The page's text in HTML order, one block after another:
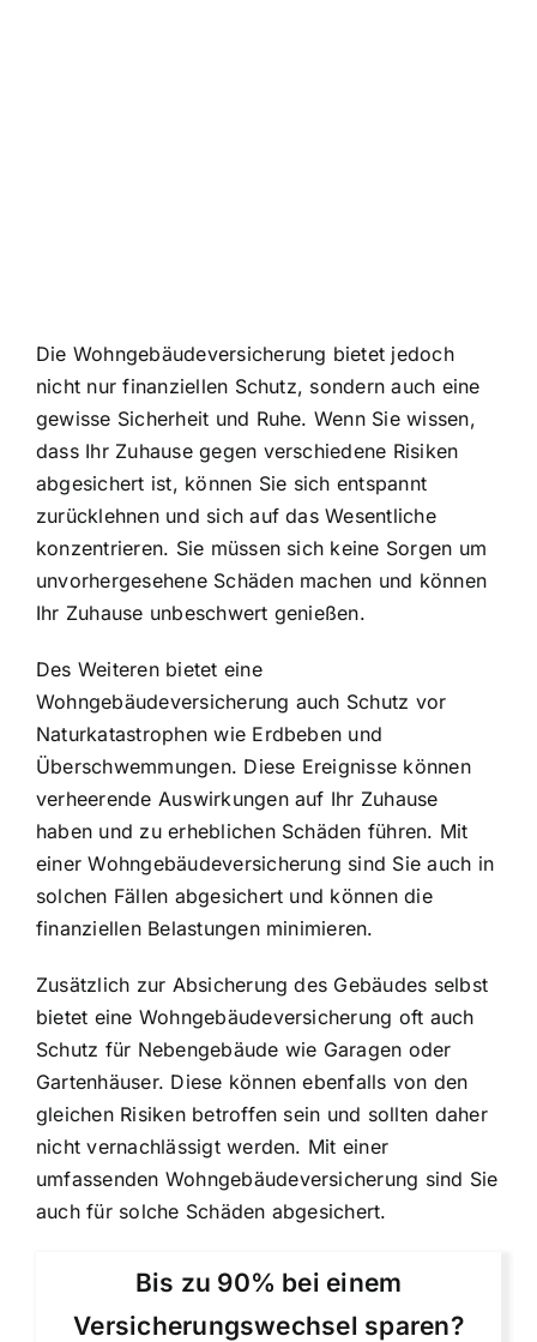
Die Wohngebäudeversicherung bietet jedoch
nicht nur finanziellen Schutz, sondern auch eine
gewisse Sicherheit und Ruhe. Wenn Sie wissen,
dass Ihr Zuhause gegen verschiedene Risiken
abgesichert ist, können Sie sich entspannt
zurücklehnen und sich auf das Wesentliche
konzentrieren. Sie müssen sich keine Sorgen um
unvorhergesehene Schäden machen und können
Ihr Zuhause unbeschwert genießen.
Des Weiteren bietet eine
Wohngebäudeversicherung auch Schutz vor
Naturkatastrophen wie Erdbeben und
Überschwemmungen. Diese Ereignisse können
verheerende Auswirkungen auf Ihr Zuhause
haben und zu erheblichen Schäden führen. Mit
einer Wohngebäudeversicherung sind Sie auch in
solchen Fällen abgesichert und können die
finanziellen Belastungen minimieren.
Zusätzlich zur Absicherung des Gebäudes selbst
bietet eine Wohngebäudeversicherung oft auch
Schutz für Nebengebäude wie Garagen oder
Gartenhäuser. Diese können ebenfalls von den
gleichen Risiken betroffen sein und sollten daher
nicht vernachlässigt werden. Mit einer
umfassenden Wohngebäudeversicherung sind Sie
auch für solche Schäden abgesichert.
Bis zu 90% bei einem
Versicherungswechsel sparen?